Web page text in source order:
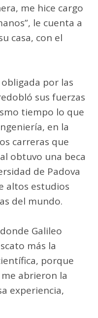
me hice cargo
le cuenta a
casa, con el
por las
sus fuerzas
tiempo lo que
en la
carreras que
obtuvo una beca
de Padova
altos estudios
del mundo.
Galileo
más la
porque
abrieron la
experiencia,